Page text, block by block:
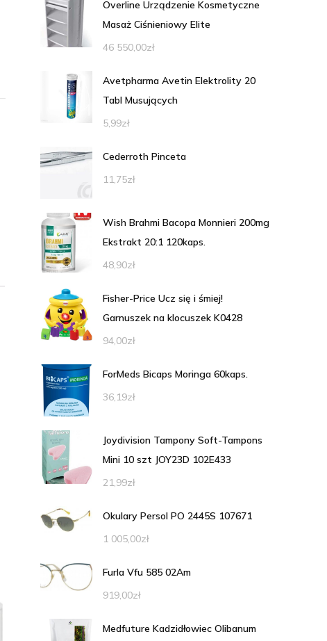
Overline Urządzenie Kosmetyczne
Masaż Ciśnieniowy Elite
46 550,00zł
Avetpharma Avetin Elektrolity 20
Tabl Musujących
5,99zł
Cederroth Pinceta
11,75zł
Wish Brahmi Bacopa Monnieri 200mg
Ekstrakt 20:1 120kaps.
48,90zł
Fisher-Price Ucz się i śmiej!
Garnuszek na klocuszek K0428
94,00zł
ForMeds Bicaps Moringa 60kaps.
36,19zł
Joydivision Tampony Soft-Tampons
Mini 10 szt JOY23D 102E433
21,99zł
Okulary Persol PO 2445S 107671
1 005,00zł
Furla Vfu 585 02Am
919,00zł
Medfuture Kadzidłowiec Olibanum